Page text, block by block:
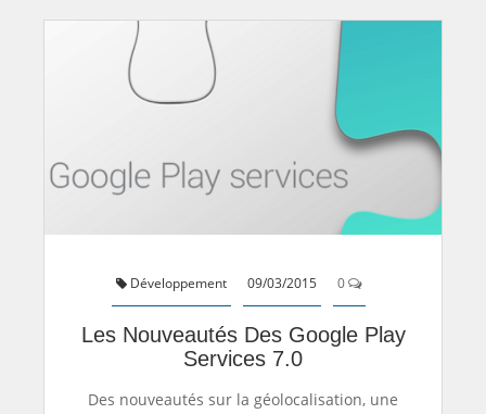
Développement 09/03/2015 0
Les Nouveautés Des Google Play
Services 7.0
Des nouveautés sur la géolocalisation, une